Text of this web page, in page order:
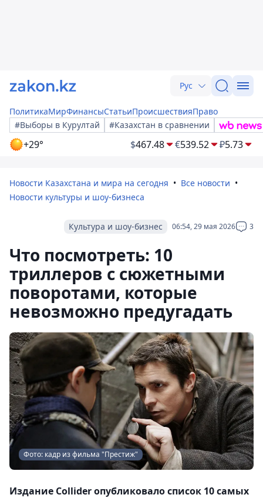
Рус
ПолитикаМирФинансыСтатьиПроисшествияПраво
#Выборы в Курултай
#Казахстан в сравнении
+29° $467.48 €539.52 ₽5.73
Новости Казахстана и мира на сегодня
Все новости
Новости культуры и шоу-бизнеса
06:54, 29 мая 2026 3
Культура и шоу-бизнес
Что посмотреть: 10
триллеров с сюжетными
поворотами, которые
невозможно предугадать
Фото: кадр из фильма "Престиж"
Издание Collider опубликовало список 10 самых